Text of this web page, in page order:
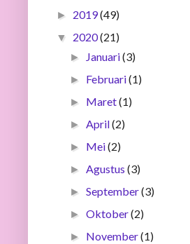
► 2019(49)
▼ 2020(21)
► Januari(3)
► Februari(1)
► Maret(1)
►April(2)
► Mei(2)
►Agustus(3)
►September(3)
►Oktober(2)
► November(1)